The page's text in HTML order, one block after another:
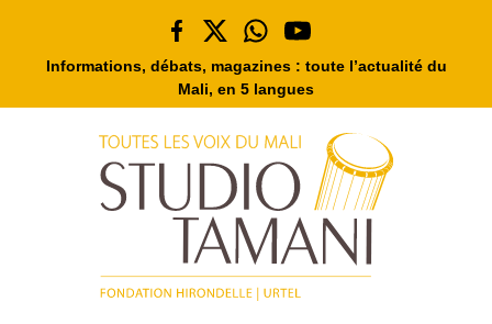
Informations, débats, magazines : toute l’actualité du
Mali, en 5 langues